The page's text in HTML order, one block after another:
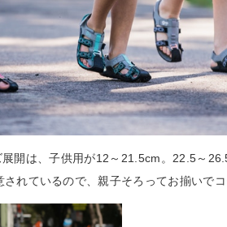
開は、子供用が12～21.5cm。22.5～
されているので、親子そろってお揃いで